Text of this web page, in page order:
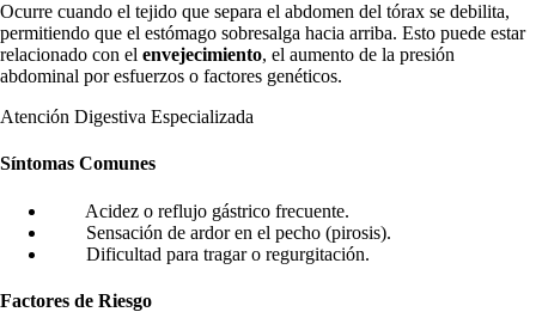
Ocurre cuando el tejido que separa el abdomen del tórax se debilita,
permitiendo que el estómago sobresalga hacia arriba. Esto puede estar
relacionado con el envejecimiento, el aumento de la presión
abdominal por esfuerzos o factores genéticos.
Atención Digestiva Especializada
Síntomas Comunes
Acidez o reflujo gástrico frecuente.
Sensación de ardor en el pecho (pirosis).
Dificultad para tragar o regurgitación.
Factores de Riesgo